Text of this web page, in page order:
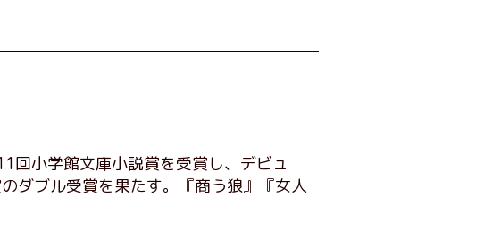
回小学館文庫小説賞を受賞し、デビュ
ダブル受賞を果たす。『商う狼』『女人